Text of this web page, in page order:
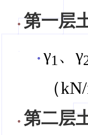
第一层
γ1 、γ
（
第二层